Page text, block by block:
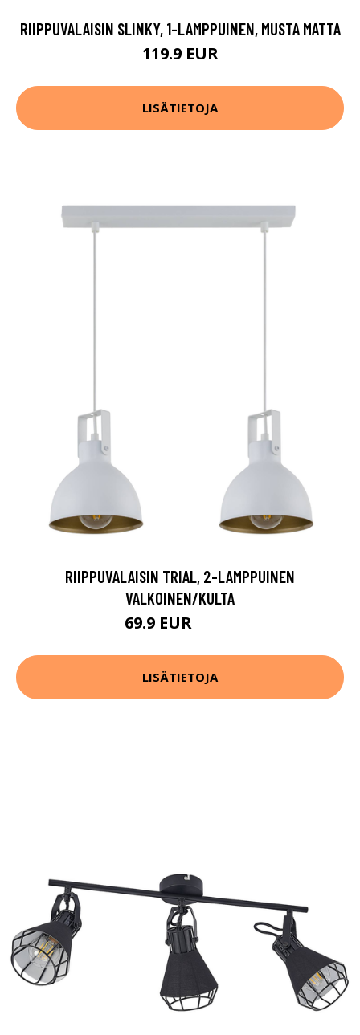
RIIPPUVALAISIN SLINKY, 1-LAMPPUINEN, MUSTA MATTA
119.9 EUR
LISÄTIETOJA
RIIPPUVALAISIN TRIAL, 2-LAMPPUINEN
VALKOINEN/KULTA
69.9 EUR
LISÄTIETOJA